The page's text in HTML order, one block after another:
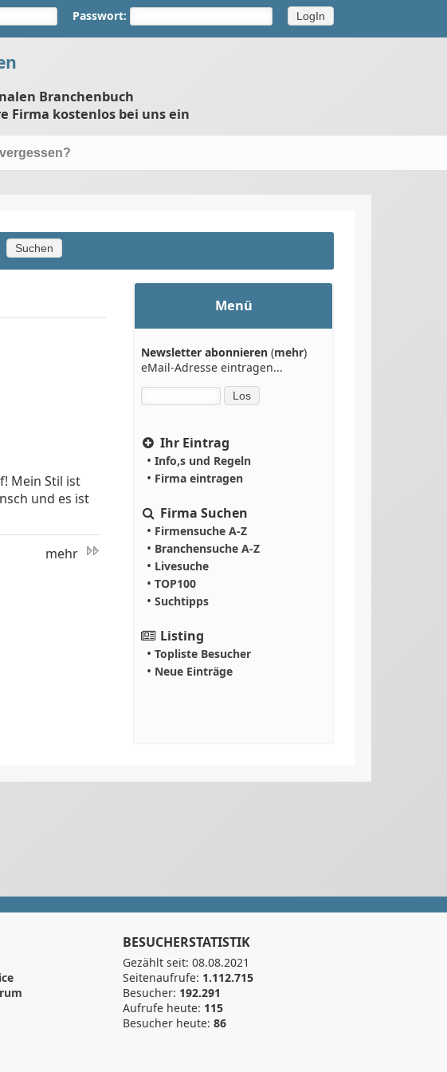
Passwort:
Branchenbuch
Firma kostenlos bei uns ein
Mein Stil ist
und es ist
mehr
Menü
Newsletter abonnieren (mehr)
eMail-Adresse eintragen...
Ihr Eintrag
• Info,s und Regeln
• Firma eintragen
Firma Suchen
• Firmensuche A-Z
• Branchensuche A-Z
• Livesuche
• TOP100
• Suchtipps
Listing
• Topliste Besucher
• Neue Einträge
BESUCHERSTATISTIK
Gezählt seit: 08.08.2021
Seitenaufrufe: 1.112.715
Besucher: 192.291
Aufrufe heute: 115
Besucher heute: 86